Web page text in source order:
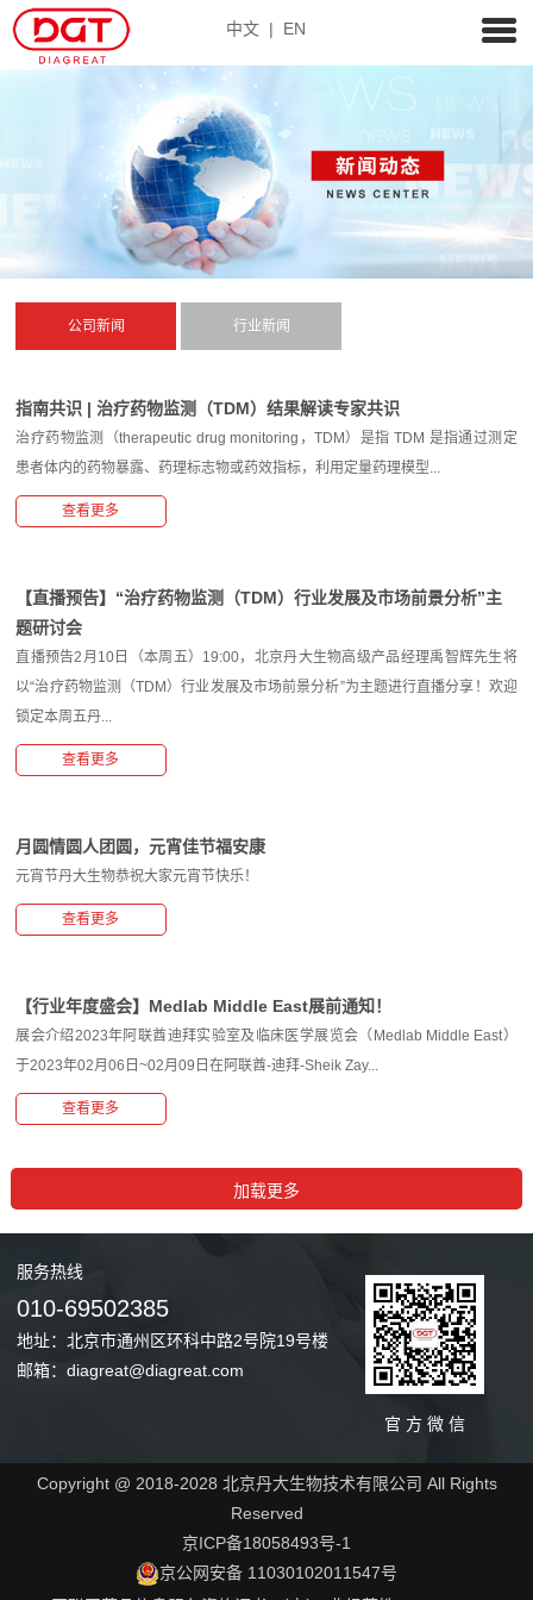
中文 | EN
公司新闻 行业新闻
指南共识 | 治疗药物监测（TDM）结果解读专家共识
治疗药物监测（therapeutic drug monitoring，TDM）是指 TDM 是指通过测定
患者体内的药物暴露、药理标志物或药效指标，利用定量药理模型...
查看更多
【直播预告】“治疗药物监测（TDM）行业发展及市场前景分析”主
题研讨会
直播预告2月10日（本周五）19:00，北京丹大生物高级产品经理禹智辉先生将
以“治疗药物监测（TDM）行业发展及市场前景分析”为主题进行直播分享！欢迎
锁定本周五丹...
查看更多
月圆情圆人团圆，元宵佳节福安康
元宵节丹大生物恭祝大家元宵节快乐！
查看更多
【行业年度盛会】Medlab Middle East展前通知！
展会介绍2023年阿联酋迪拜实验室及临床医学展览会（Medlab Middle East）
于2023年02月06日~02月09日在阿联酋-迪拜-Sheik Zay...
查看更多
服务热线
010-69502385
地址：北京市通州区环科中路2号院19号楼
邮箱：diagreat@diagreat.com
官 方 微 信
Copyright @ 2018-2028 北京丹大生物技术有限公司 All Rights
Reserved
京ICP备18058493号-1
京公网安备 11030102011547号